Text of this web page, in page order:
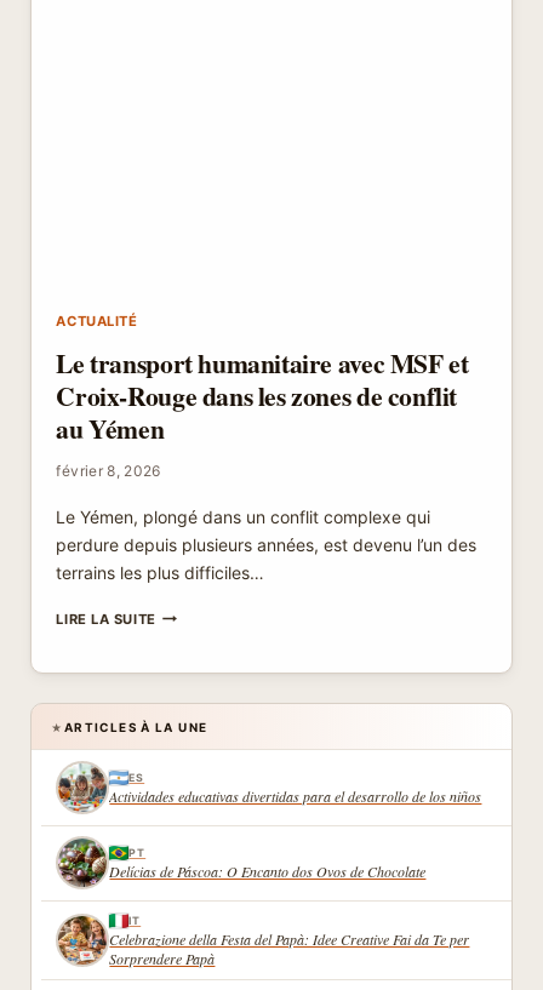
ACTUALITÉ
Le transport humanitaire avec MSF et
Croix-Rouge dans les zones de conflit
au Yémen
février 8, 2026
Le Yémen, plongé dans un conflit complexe qui
perdure depuis plusieurs années, est devenu l’un des
terrains les plus difficiles…
LIRE LA SUITELE
AVEC
MSF
ET
DANS
LES
ZONES
CONFLIT
AU
★ ARTICLES À LA UNE
ES
Actividades educativas divertidas para el desarrollo de los niños
PT
Delícias de Páscoa: O Encanto dos Ovos de Chocolate
IT
Celebrazione della Festa del Papà: Idee Creative Fai da Te per
Sorprendere Papà